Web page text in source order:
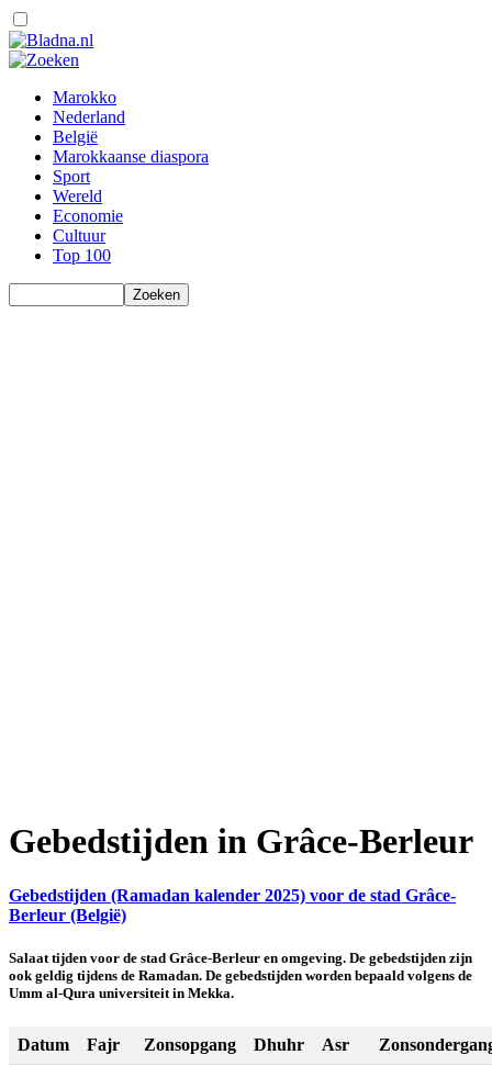
Marokko
Nederland
België
Marokkaanse diaspora
Sport
Wereld
Economie
Cultuur
Top 100
Gebedstijden in Grâce-Berleur
Gebedstijden (Ramadan kalender 2025) voor de stad Grâce-
Berleur (België)
Salaat tijden voor de stad Grâce-Berleur en omgeving. De gebedstijden zijn
ook geldig tijdens de Ramadan. De gebedstijden worden bepaald volgens de
Umm al-Qura universiteit in Mekka.
Datum Fajr Zonsopgang Dhuhr Asr